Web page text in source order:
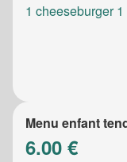
1 cheeseburger
Menu enfant
6.00 €